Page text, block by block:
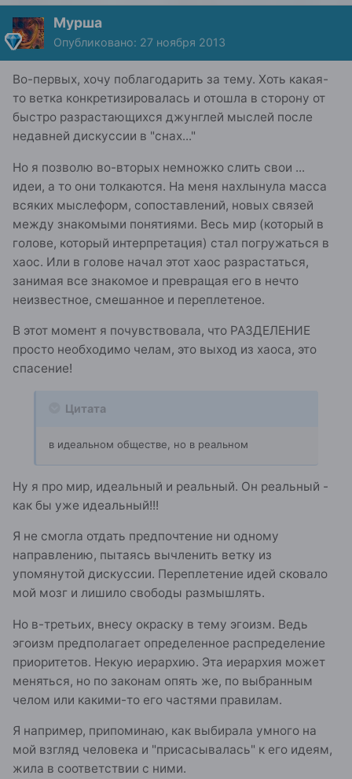
Мурша
Опубликовано: 27 ноября 2013
Во-первых, хочу поблагодарить за тему. Хоть какая-
то ветка конкретизировалась и отошла в сторону от
быстро разрастающихся джунглей мыслей после
недавней дискуссии в "снах..."
Но я позволю во-вторых немножко слить свои ...
идеи, а то они толкаются. На меня нахлынула масса
всяких мыслеформ, сопоставлений, новых связей
между знакомыми понятиями. Весь мир (который в
голове, который интерпретация) стал погружаться в
хаос. Или в голове начал этот хаос разрастаться,
занимая все знакомое и превращая его в нечто
неизвестное, смешанное и переплетеное.
В этот момент я почувствовала, что РАЗДЕЛЕНИЕ
просто необходимо челам, это выход из хаоса, это
спасение!
Цитата
в идеальном обществе, но в реальном
Ну я про мир, идеальный и реальный. Он реальный -
как бы уже идеальный!!!
Я не смогла отдать предпочтение ни одному
направлению, пытаясь вычленить ветку из
упомянутой дискуссии. Переплетение идей сковало
мой мозг и лишило свободы размышлять.
Но в-третьих, внесу окраску в тему эгоизм. Ведь
эгоизм предполагает определенное распределение
приоритетов. Некую иерархию. Эта иерархия может
меняться, но по законам опять же, по выбранным
челом или какими-то его частями правилам.
Я например, припоминаю, как выбирала умного на
мой взгляд человека и "присасывалась" к его идеям,
жила в соответствии с ними.